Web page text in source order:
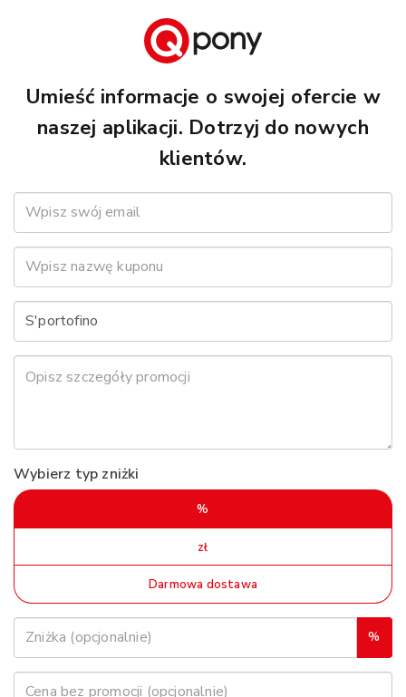
Umieść informacje o swojej ofercie w
naszej aplikacji. Dotrzyj do nowych
klientów.
Wybierz typ zniżki
%
zł
Darmowa dostawa
%